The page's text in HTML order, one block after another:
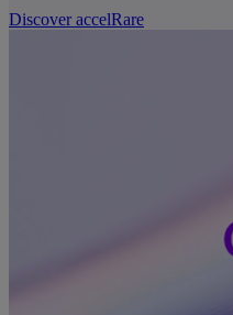
Discover accelRare